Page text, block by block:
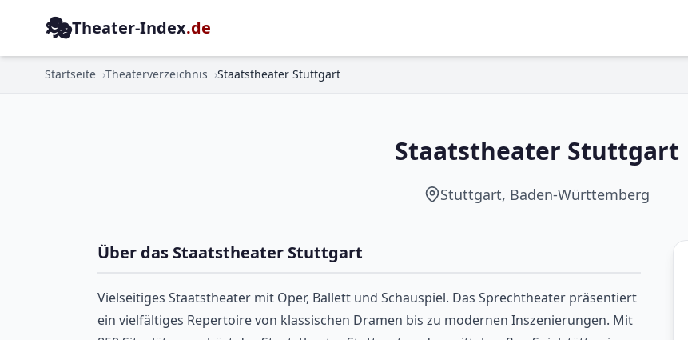
🎭Theater-Index.de
Startseite Theaterverzeichnis Staatstheater Stuttgart
Staatstheater Stuttgart
Stuttgart, Baden-Württemberg
Über das Staatstheater Stuttgart
Vielseitiges Staatstheater mit Oper, Ballett und Schauspiel. Das Sprechtheater präsentiert
ein vielfältiges Repertoire von klassischen Dramen bis zu modernen Inszenierungen. Mit